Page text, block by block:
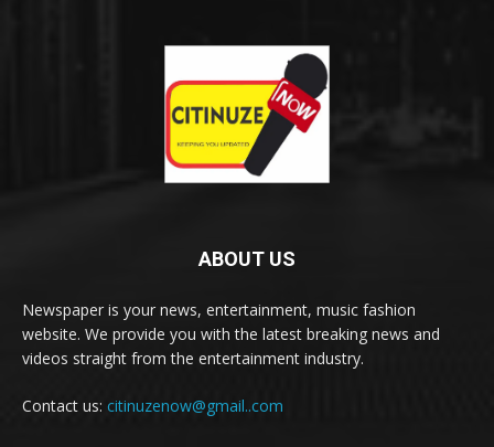
ABOUT US
Newspaper is your news, entertainment, music fashion
website. We provide you with the latest breaking news and
videos straight from the entertainment industry.
Contact us: citinuzenow@gmail..com